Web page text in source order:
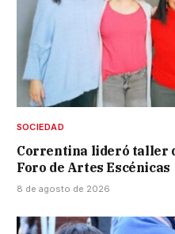
SOCIEDAD
Correntina lideró taller
Foro de Artes Escénicas
8 de agosto de 2026